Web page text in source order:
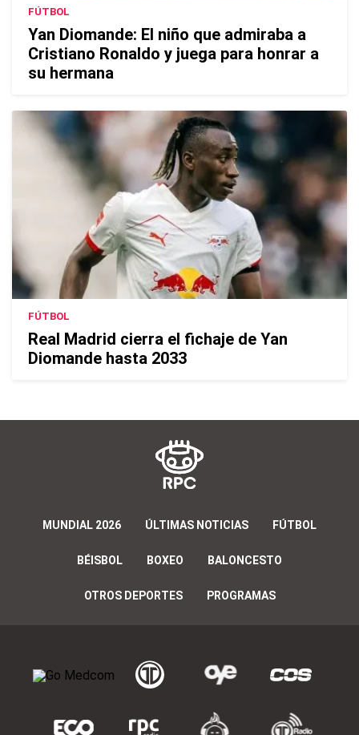
FÚTBOL
Yan Diomande: El niño que admiraba a
Cristiano Ronaldo y juega para honrar a
su hermana
FÚTBOL
Real Madrid cierra el fichaje de Yan
Diomande hasta 2033
MUNDIAL 2026 ÚLTIMAS NOTICIAS FÚTBOL
BÉISBOL BOXEO BALONCESTO
OTROS DEPORTES PROGRAMAS